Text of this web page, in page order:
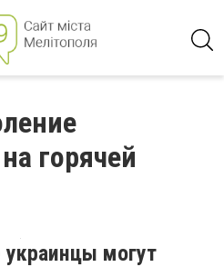
горячей
могут